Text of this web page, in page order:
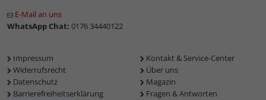
E-Mail an uns
WhatsApp Chat: 0176 34440122
Impressum
Widerrufsrecht
Datenschutz
Barrierefreiheitserklärung
Kontakt & Service-Center
Über uns
Magazin
Fragen & Antworten